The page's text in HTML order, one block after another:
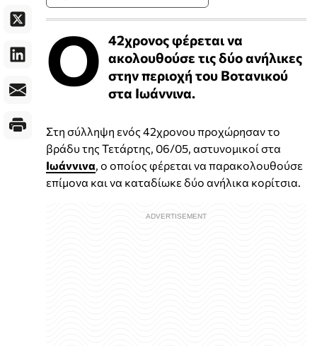
Ο 42χρονος φέρεται να
ακολουθούσε τις δύο ανήλικες
στην περιοχή του Βοτανικού
στα Ιωάννινα.
Στη σύλληψη ενός 42χρονου προχώρησαν το
βράδυ της Τετάρτης, 06/05, αστυνομικοί στα
Ιωάννινα , ο οποίος φέρεται να παρακολουθούσε
επίμονα και να καταδίωκε δύο ανήλικα κορίτσια.